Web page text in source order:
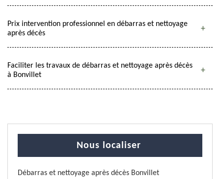
Prix intervention professionnel en débarras et nettoyage
après décès
Faciliter les travaux de débarras et nettoyage après décès
à Bonvillet
Nous localiser
Débarras et nettoyage après décès Bonvillet